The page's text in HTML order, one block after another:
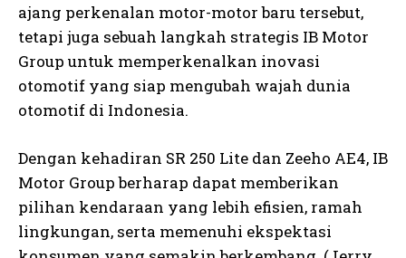
ajang perkenalan motor-motor baru tersebut,
tetapi juga sebuah langkah strategis IB Motor
Group untuk memperkenalkan inovasi
otomotif yang siap mengubah wajah dunia
otomotif di Indonesia.
Dengan kehadiran SR 250 Lite dan Zeeho AE4, IB
Motor Group berharap dapat memberikan
pilihan kendaraan yang lebih efisien, ramah
lingkungan, serta memenuhi ekspektasi